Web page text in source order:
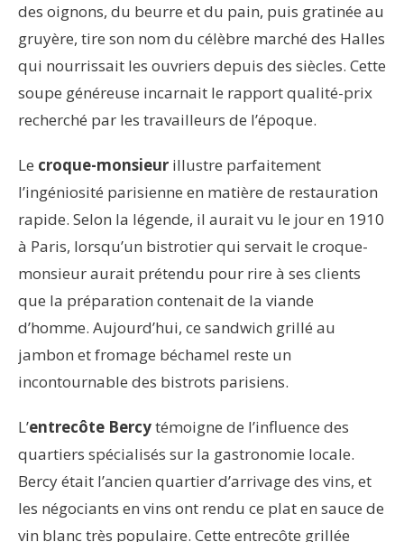
des oignons, du beurre et du pain, puis gratinée au
gruyère, tire son nom du célèbre marché des Halles
qui nourrissait les ouvriers depuis des siècles. Cette
soupe généreuse incarnait le rapport qualité-prix
recherché par les travailleurs de l’époque.
Le croque-monsieur illustre parfaitement
l’ingéniosité parisienne en matière de restauration
rapide. Selon la légende, il aurait vu le jour en 1910
à Paris, lorsqu’un bistrotier qui servait le croque-
monsieur aurait prétendu pour rire à ses clients
que la préparation contenait de la viande
d’homme. Aujourd’hui, ce sandwich grillé au
jambon et fromage béchamel reste un
incontournable des bistrots parisiens.
L’entrecôte Bercytémoigne de l’influence des
quartiers spécialisés sur la gastronomie locale.
Bercy était l’ancien quartier d’arrivage des vins, et
les négociants en vins ont rendu ce plat en sauce de
vin blanc très populaire. Cette entrecôte grillée